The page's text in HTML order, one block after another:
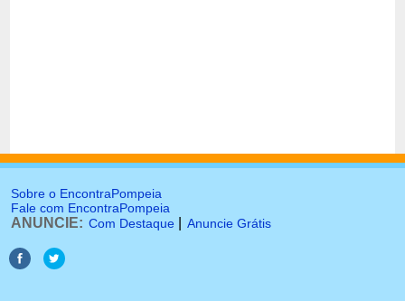
Sobre o EncontraPompeia
Fale com EncontraPompeia
ANUNCIE: Com Destaque Anuncie Grátis